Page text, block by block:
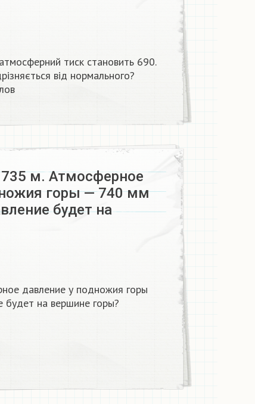
тиск становить 690.
від нормального?
м. Атмосферное
горы — 740 мм
будет на
давление у подножия горы
на вершине горы?